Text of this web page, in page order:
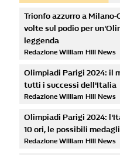
Trionfo azzurro a Milano-
volte sul podio per
leggenda
Redazione William Hill News
Olimpiadi Parigi 2024: il
tutti i successi dell'Italia
Redazione William Hill News
Olimpiadi Parigi 2024:
10 ori, le possibili
Redazione William Hill News